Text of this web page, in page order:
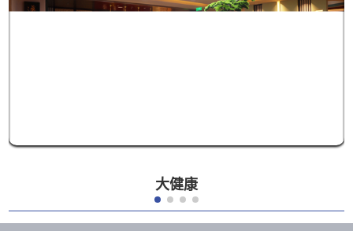
大健康